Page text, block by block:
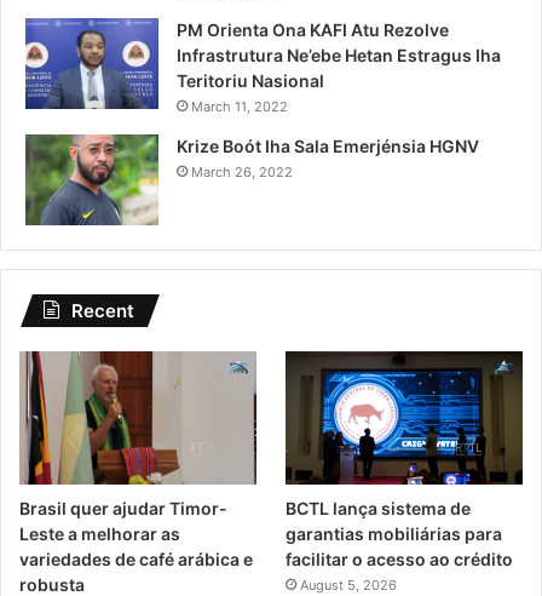
PM Orienta Ona KAFI Atu Rezolve
Infrastrutura Ne’ebe Hetan Estragus Iha
Teritoriu Nasional
March 11, 2022
Krize Boót Iha Sala Emerjénsia HGNV
March 26, 2022
Recent
Brasil quer ajudar Timor-
Leste a melhorar as
variedades de café arábica e
robusta
BCTL lança sistema de
garantias mobiliárias para
facilitar o acesso ao crédito
August 5, 2026